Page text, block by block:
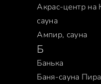
Акрас-центр на
сауна
Ампир, сауна
Б
Банька
Баня-сауна